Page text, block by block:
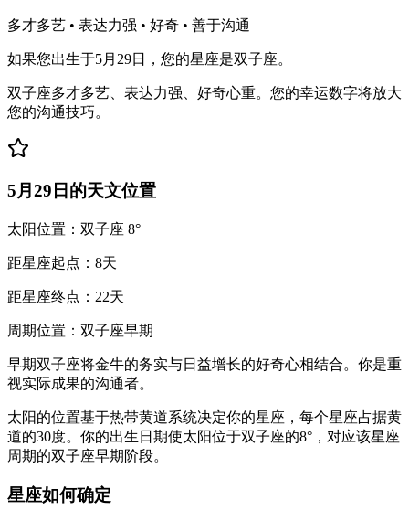
多才多艺 • 表达力强 • 好奇 • 善于沟通
如果您出生于5月29日，您的星座是双子座。
双子座多才多艺、表达力强、好奇心重。您的幸运数字将放大
您的沟通技巧。
5月29日的天文位置
太阳位置：双子座 8°
距星座起点：8天
距星座终点：22天
周期位置：双子座早期
早期双子座将金牛的务实与日益增长的好奇心相结合。你是重
视实际成果的沟通者。
太阳的位置基于热带黄道系统决定你的星座，每个星座占据黄
道的30度。你的出生日期使太阳位于双子座的8°，对应该星座
周期的双子座早期阶段。
星座如何确定